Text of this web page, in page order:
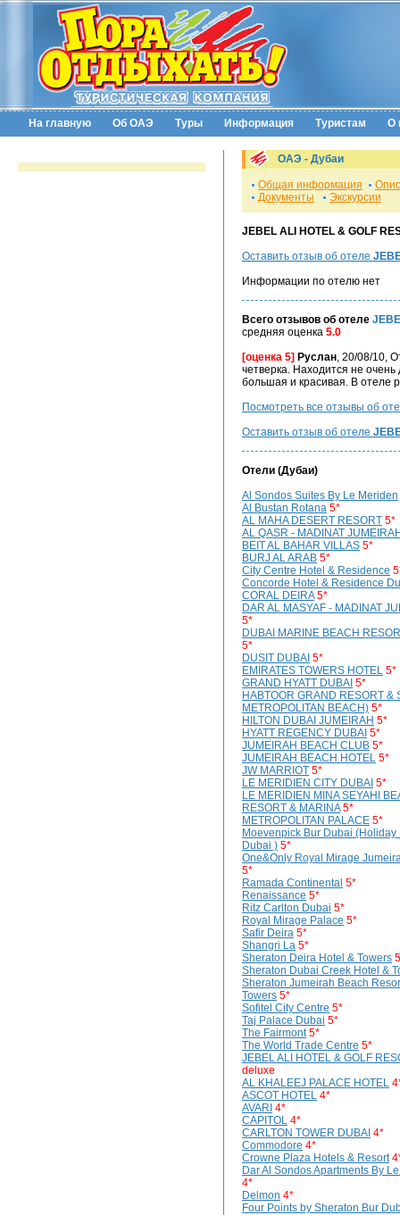
На главную Об ОАЭ Туры Информация Туристам О
ОАЭ - Дубаи
Общая информация
Документы
Экскурсии
JEBEL ALI HOTEL & GOLF
Оставить отзыв об отеле
Информации по отелю нет
Всего отзывов об отеле
средняя оценка 5.0
[оценка 5] Руслан, 20/08/10,
четверка. Находится не
большая и красивая. В отеле
Посмотреть все отзывы об
Оставить отзыв об отеле
Отели (Дубаи)
Al Sondos Suites By Le Meriden
Al Bustan Rotana 5*
AL MAHA DESERT RESORT 5*
AL QASR - MADINAT
BEIT AL BAHAR VILLAS 5*
BURJ AL ARAB 5*
City Centre Hotel & Residence
Concorde Hotel & Residence
CORAL DEIRA 5*
DAR AL MASYAF - MADINAT
5*
DUBAI MARINE BEACH
5*
DUSIT DUBAI 5*
EMIRATES TOWERS HOTEL 5*
GRAND HYATT DUBAI 5*
HABTOOR GRAND RESORT &
METROPOLITAN BEACH) 5*
HILTON DUBAI JUMEIRAH 5*
HYATT REGENCY DUBAI 5*
JUMEIRAH BEACH CLUB 5*
JUMEIRAH BEACH HOTEL 5*
JW MARRIOT 5*
LE MERIDIEN CITY DUBAI 5*
LE MERIDIEN MINA SEYAHI
RESORT & MARINA 5*
METROPOLITAN PALACE 5*
Moevenpick Bur Dubai (Holiday
Dubai ) 5*
One&Only Royal Mirage
5*
Ramada Continental 5*
Renaissance 5*
Ritz Carlton Dubai 5*
Royal Mirage Palace 5*
Safir Deira 5*
Shangri La 5*
Sheraton Deira Hotel & Towers
Sheraton Dubai Creek Hotel &
Sheraton Jumeirah Beach
Towers 5*
Sofitel City Centre 5*
Taj Palace Dubai 5*
The Fairmont 5*
The World Trade Centre 5*
JEBEL ALI HOTEL & GOLF
deluxe
AL KHALEEJ PALACE HOTEL
ASCOT HOTEL 4*
AVARI 4*
CAPITOL 4*
CARLTON TOWER DUBAI 4*
Commodore 4*
Crowne Plaza Hotels & Resort
Dar Al Sondos Apartments By
4*
Delmon 4*
Four Points by Sheraton Bur